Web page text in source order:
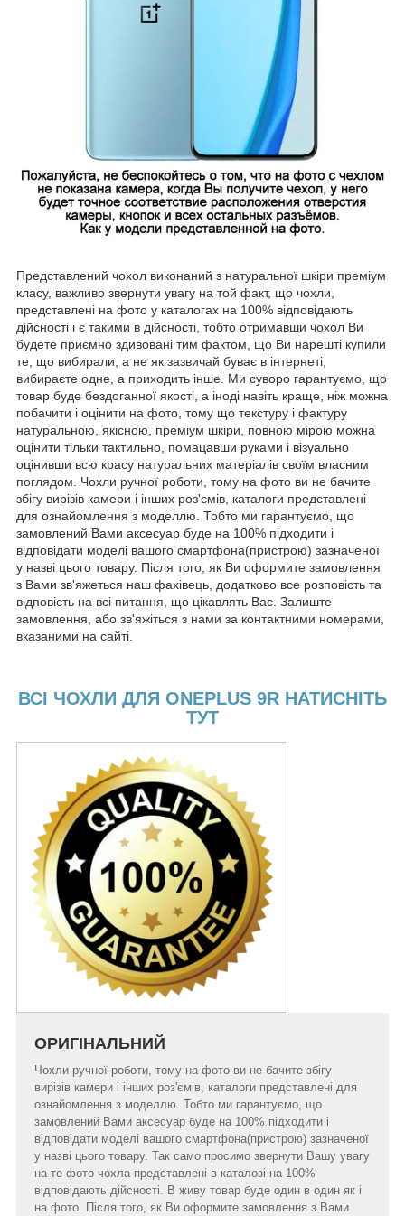
Представлений чохол виконаний з натуральної шкіри преміум
класу, важливо звернути увагу на той факт, що чохли,
представлені на фото у каталогах на 100% відповідають
дійсності і є такими в дійсності, тобто отримавши чохол Ви
будете приємно здивовані тим фактом, що Ви нарешті купили
те, що вибирали, а не як зазвичай буває в інтернеті,
вибираєте одне, а приходить інше. Ми суворо гарантуємо, що
товар буде бездоганної якості, а іноді навіть краще, ніж можна
побачити і оцінити на фото, тому що текстуру і фактуру
натуральною, якісною, преміум шкіри, повною мірою можна
оцінити тільки тактильно, помацавши руками і візуально
оцінивши всю красу натуральних матеріалів своїм власним
поглядом. Чохли ручної роботи, тому на фото ви не бачите
збігу вирізів камери і інших роз'ємів, каталоги представлені
для ознайомлення з моделлю. Тобто ми гарантуємо, що
замовлений Вами аксесуар буде на 100% підходити і
відповідати моделі вашого смартфона(пристрою) зазначеної
у назві цього товару. Після того, як Ви оформите замовлення
з Вами зв'яжеться наш фахівець, додатково все розповість та
відповість на всі питання, що цікавлять Вас. Залиште
замовлення, або зв'яжіться з нами за контактними номерами,
вказаними на сайті.
ВСІ ЧОХЛИ ДЛЯ ONEPLUS 9R НАТИСНІТЬ
ТУТ
ОРИГІНАЛЬНИЙ
Чохли ручної роботи, тому на фото ви не бачите збігу
вирізів камери і інших роз'ємів, каталоги представлені для
ознайомлення з моделлю. Тобто ми гарантуємо, що
замовлений Вами аксесуар буде на 100% підходити і
відповідати моделі вашого смартфона(пристрою) зазначеної
у назві цього товару. Так само просимо звернути Вашу увагу
на те фото чохла представлені в каталозі на 100%
відповідають дійсності. В живу товар буде один в один як і
на фото. Після того, як Ви оформите замовлення з Вами